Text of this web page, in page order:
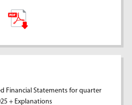
Financial Statements for quarter
+ Explanations